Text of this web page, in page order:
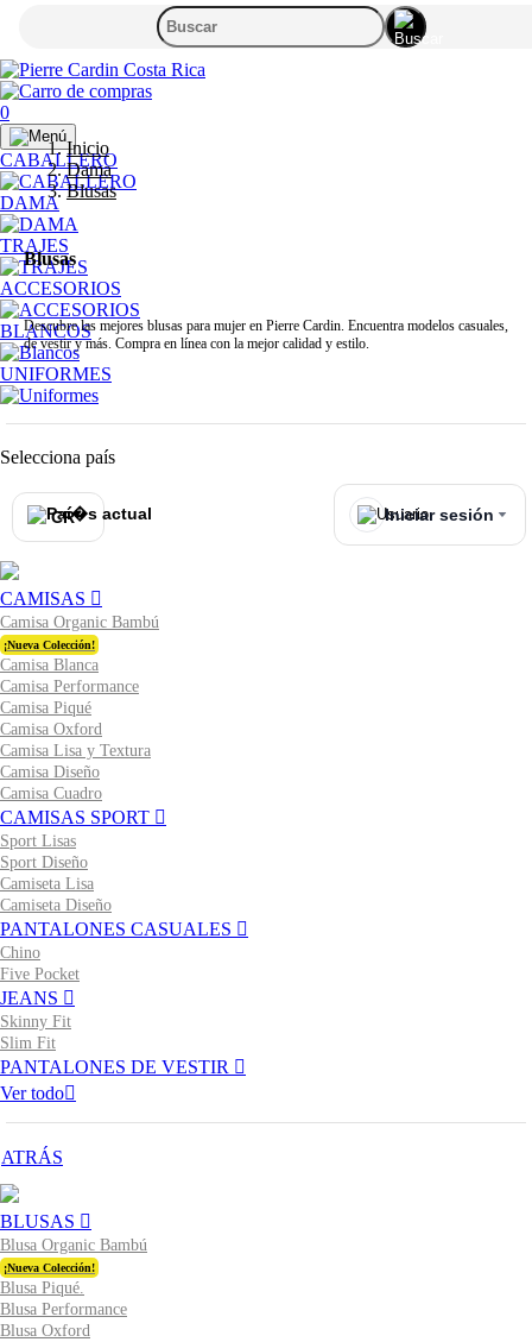
0
CABALLERO
DAMA
TRAJES
ACCESORIOS
BLANCOS
UNIFORMES
Selecciona país
CR Iniciar sesión
CAMISAS
Camisa Organic Bambú
¡Nueva Colección!
Camisa Blanca
Camisa Performance
Camisa Piqué
Camisa Oxford
Camisa Lisa y Textura
Camisa Diseño
Camisa Cuadro
CAMISAS SPORT
Sport Lisas
Sport Diseño
Camiseta Lisa
Camiseta Diseño
PANTALONES CASUALES
Chino
Five Pocket
JEANS
Skinny Fit
Slim Fit
PANTALONES DE VESTIR
Ver todo
ATRÁS
BLUSAS
Blusa Organic Bambú
¡Nueva Colección!
Blusa Piqué.
Blusa Performance
Blusa Oxford
Inicio
Dama
Blusas
Blusas
Descubre las mejores blusas para mujer en Pierre Cardin. Encuentra modelos casuales,
de vestir y más. Compra en línea con la mejor calidad y estilo.